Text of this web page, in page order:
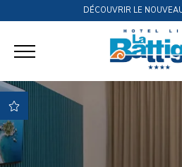
DÉCOUVRIR LE
RESORT LA BATTIGIA